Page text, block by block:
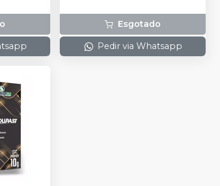
Esgotado
Pedir via Whatsapp